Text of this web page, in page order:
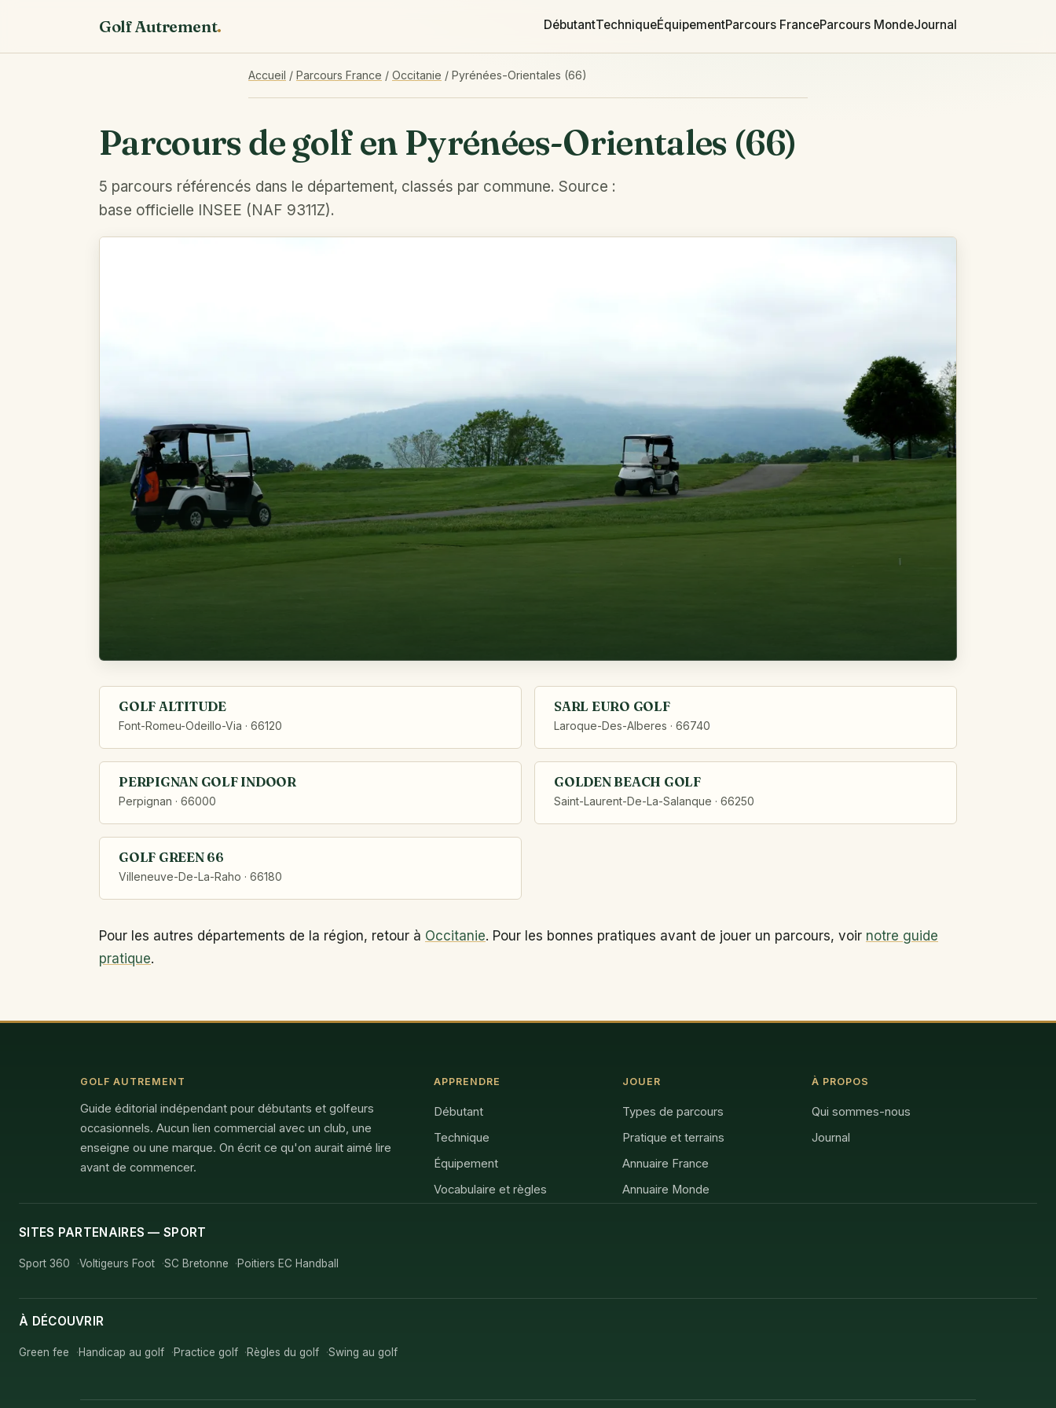
Golf Autrement. DébutantTechniqueÉquipementParcours FranceParcours MondeJournal
Accueil / Parcours France / Occitanie / Pyrénées-Orientales (66)
Parcours de golf en Pyrénées-Orientales (66)
5 parcours référencés dans le département, classés par commune. Source :
base officielle INSEE (NAF 9311Z).
GOLF ALTITUDE
Font-Romeu-Odeillo-Via · 66120
SARL EURO GOLF
Laroque-Des-Alberes · 66740
PERPIGNAN GOLF INDOOR
Perpignan · 66000
GOLDEN BEACH GOLF
Saint-Laurent-De-La-Salanque · 66250
GOLF GREEN 66
Villeneuve-De-La-Raho · 66180
Pour les autres départements de la région, retour à Occitanie. Pour les bonnes pratiques avant de jouer un parcours, voir notre guide
pratique.
GOLF AUTREMENT
Guide éditorial indépendant pour débutants et golfeurs
occasionnels. Aucun lien commercial avec un club, une
enseigne ou une marque. On écrit ce qu'on aurait aimé lire
avant de commencer.
APPRENDRE
Débutant
Technique
Équipement
Vocabulaire et règles
JOUER
Types de parcours
Pratique et terrains
Annuaire France
Annuaire Monde
À PROPOS
Qui sommes-nous
Journal
SITES PARTENAIRES — SPORT
Sport 360 Voltigeurs Foot SC Bretonne Poitiers EC Handball
À DÉCOUVRIR
Green fee Handicap au golf Practice golf Règles du golf Swing au golf